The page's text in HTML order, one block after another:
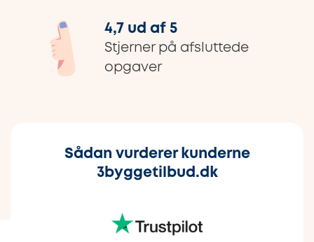
4,7 ud af 5
Stjerner på afsluttede
opgaver
Sådan vurderer kunderne
3byggetilbud.dk